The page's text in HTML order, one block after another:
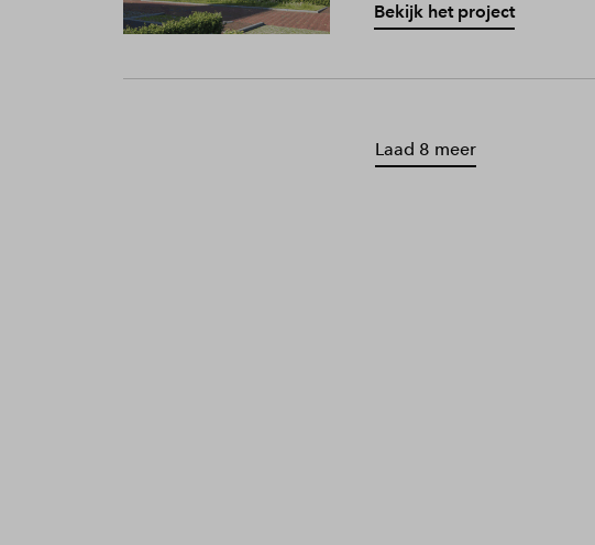
Bekijk het project
Laad 8 meer